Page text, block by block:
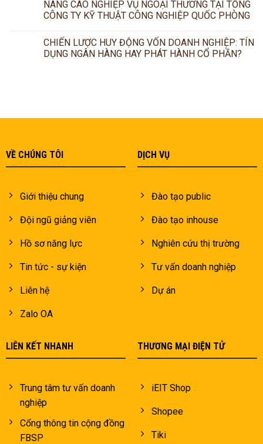
NÂNG CAO NGHIỆP VỤ NGOẠI THƯƠNG TẠI TỔNG
CÔNG TY KỸ THUẬT CÔNG NGHIỆP QUỐC PHÒNG
CHIẾN LƯỢC HUY ĐỘNG VỐN DOANH NGHIỆP: TÍN
DỤNG NGÂN HÀNG HAY PHÁT HÀNH CỔ PHẦN?
VỀ CHÚNG TÔI
Giới thiệu chung
Đội ngũ giảng viên
Hồ sơ năng lực
Tin tức - sự kiện
Liên hệ
Zalo OA
DỊCH VỤ
Đào tạo public
Đào tạo inhouse
Nghiên cứu thị trường
Tư vấn doanh nghiệp
Dự án
LIÊN KẾT NHANH
Trung tâm tư vấn doanh
nghiệp
Cổng thông tin cộng đồng
FBSP
THƯƠNG MẠI ĐIỆN TỬ
iEIT Shop
Shopee
Tiki